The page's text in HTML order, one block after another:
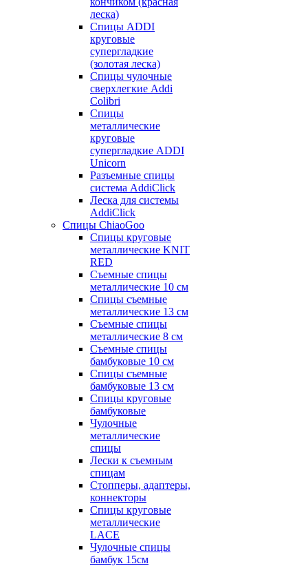
леска)
Спицы ADDI
круговые
супергладкие
(золотая леска)
Спицы чулочные
сверхлегкие Addi
Colibri
Спицы
металлические
круговые
супергладкие ADDI
Unicorn
Разъемные спицы
система AddiClick
Леска для системы
AddiClick
Спицы ChiaoGoo
Спицы круговые
металлические KNIT
RED
Съемные спицы
металлические 10 см
Спицы съемные
металлические 13 см
Съемные спицы
металлические 8 см
Съемные спицы
бамбуковые 10 см
Спицы съемные
бамбуковые 13 см
Спицы круговые
бамбуковые
Чулочные
металлические
спицы
Лески к съемным
спицам
Стопперы, адаптеры,
коннекторы
Спицы круговые
металлические
LACE
Чулочные спицы
бамбук 15см